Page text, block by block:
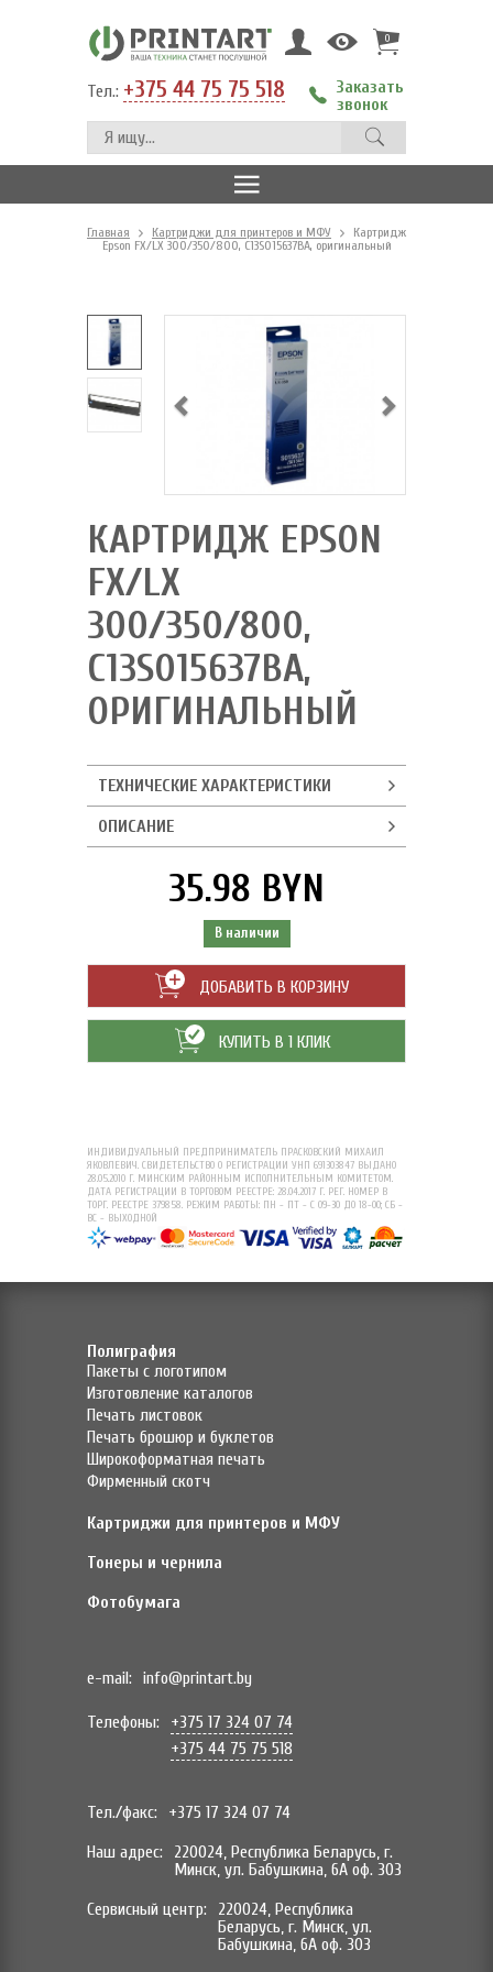
0
Тел.: +375 44 75 75 518
Заказать
звонок
Главная Картриджи для принтеров и МФУ
Картридж
Epson FX/LX 300/350/800, C13S015637BA, оригинальный
КАРТРИДЖ EPSON
FX/LX
300/350/800,
C13S015637BA,
ОРИГИНАЛЬНЫЙ
ТЕХНИЧЕСКИЕ ХАРАКТЕРИСТИКИ
ОПИСАНИЕ
35.98 BYN
В наличии
ДОБАВИТЬ В КОРЗИНУ
КУПИТЬ В 1 КЛИК
ИНДИВИДУАЛЬНЫЙ ПРЕДПРИНИМАТЕЛЬ ПРАСКОВСКИЙ МИХАИЛ
ЯКОВЛЕВИЧ. СВИДЕТЕЛЬСТВО О РЕГИСТРАЦИИ УНП 691303847 ВЫДАНО
28.05.2010 Г. МИНСКИМ РАЙОННЫМ ИСПОЛНИТЕЛЬНЫМ КОМИТЕТОМ.
ДАТА РЕГИСТРАЦИИ В ТОРГОВОМ РЕЕСТРЕ: 28.04.2017 Г. РЕГ. НОМЕР В
ТОРГ. РЕЕСТРЕ 379858. РЕЖИМ РАБОТЫ: ПН - ПТ - С 09-30 ДО 18-00; СБ -
ВС - ВЫХОДНОЙ
Полиграфия
Пакеты с логотипом
Изготовление каталогов
Печать листовок
Печать брошюр и буклетов
Широкоформатная печать
Фирменный скотч
Картриджи для принтеров и МФУ
Тонеры и чернила
Фотобумага
e-mail: info@printart.by
Телефоны:
+375 17 324 07 74
+375 44 75 75 518
Тел./факс:
+375 17 324 07 74
Наш адрес:
220024, Республика Беларусь, г.
Минск, ул. Бабушкина, 6А оф. 303
Сервисный центр:
220024, Республика
Беларусь, г. Минск, ул.
Бабушкина, 6А оф. 303